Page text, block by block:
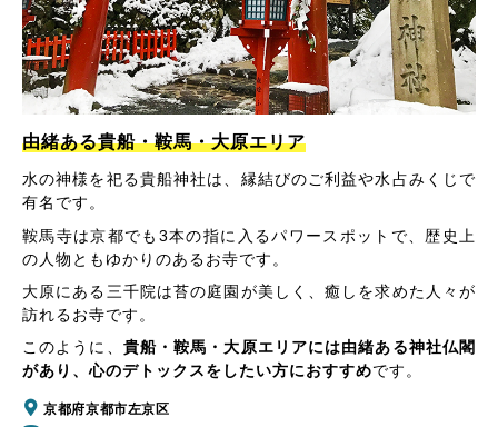
由緒ある貴船・鞍馬・大原エリア
水の神様を祀る貴船神社は、縁結びのご利益や水占みくじで
有名です。
鞍馬寺は京都でも3本の指に入るパワースポットで、歴史上
の人物ともゆかりのあるお寺です。
大原にある三千院は苔の庭園が美しく、癒しを求めた人々が
訪れるお寺です。
このように、 貴船・鞍馬・大原エリアには由緒ある神社仏閣
があり、心のデトックスをしたい方におすすめです。
京都府京都市左京区